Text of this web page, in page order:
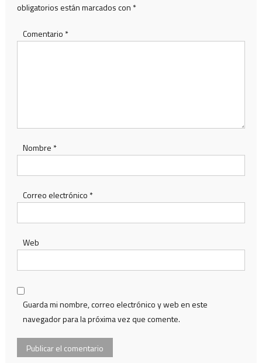
obligatorios están marcados con *
Comentario *
Nombre *
Correo electrónico *
Web
Guarda mi nombre, correo electrónico y web en este
navegador para la próxima vez que comente.